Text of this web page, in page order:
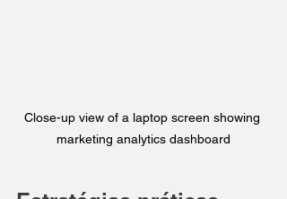
Close-up view of a laptop screen showing
marketing analytics dashboard